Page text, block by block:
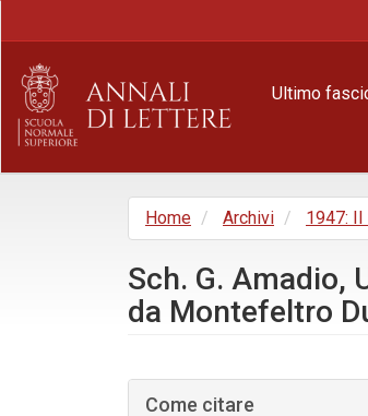
principale
Barra
laterale
Ultimo
Home Archivi 1947: II
Sch. G. Amadio,
da Montefeltro
laterale
Come citare